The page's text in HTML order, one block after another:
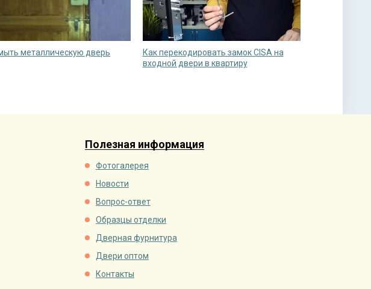
металлическую дверь
Как перекодировать замок CISA на
входной двери в квартиру
Полезная информация
Фотогалерея
Новости
Вопрос-ответ
Образцы отделки
Дверная фурнитура
Двери оптом
Контакты